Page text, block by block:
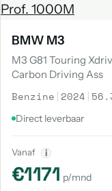
BMW M3
M3 G81 Touring
Carbon Driving Ass
Benzine | 2024 |
Direct leverbaar
Vanaf i
€1171 p/mnd